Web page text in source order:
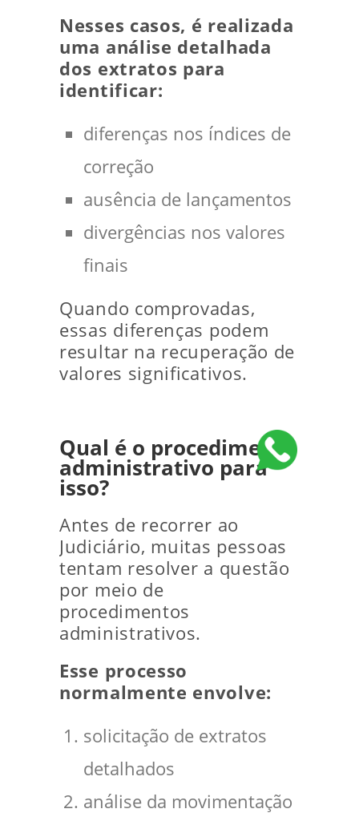
Nesses casos, é realizada
uma análise detalhada
dos extratos para
identificar:
diferenças nos índices de
correção
ausência de lançamentos
divergências nos valores
finais
Quando comprovadas,
essas diferenças podem
resultar na recuperação de
valores significativos.
Qual é o procedimento
administrativo para
isso?
Antes de recorrer ao
Judiciário, muitas pessoas
tentam resolver a questão
por meio de
procedimentos
administrativos.
Esse processo
normalmente envolve:
solicitação de extratos
detalhados
análise da movimentação